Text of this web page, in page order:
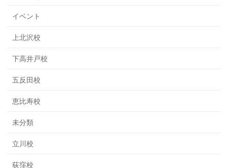
イベント
上北沢校
下高井戸校
五反田校
恵比寿校
未分類
立川校
荻窪校